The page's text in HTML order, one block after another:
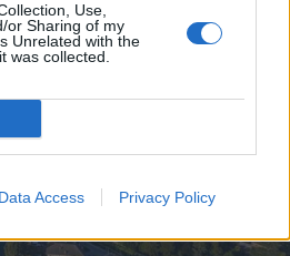
Use,
or Sharing of my
Unrelated with the
was collected.
Data Access Privacy Policy